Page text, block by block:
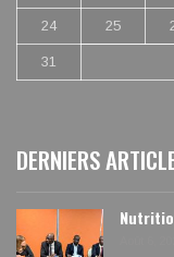
24 25
31
DERNIERS